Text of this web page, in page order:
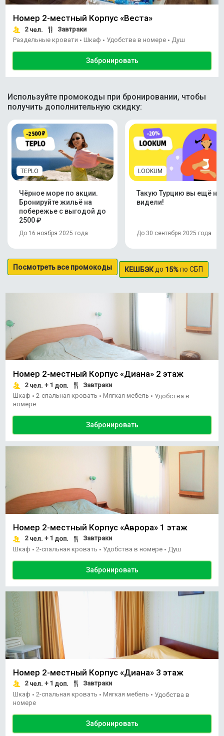
Номер 2-местный Корпус «Веста»
2чел.
Завтраки
Раздельные кровати • Шкаф • Удобства в номере • Душ
Забронировать
Используйте промокоды при бронировании, чтобы
получить дополнительную скидку:
TEPLO
Чёрное море по акции.
Бронируйте жильё на
побережье с выгодой до
2500 ₽
До 16 ноября 2025 года
LOOKUM
Такую Турцию вы ещё не
видели!
До 30 сентября 2025 года
Посмотреть все промокоды КЕШБЭКдо 15%по СБП
Номер 2-местный Корпус «Диана» 2 этаж
2чел. + 1 доп.
Завтраки
Шкаф • 2-спальная кровать • Мягкая мебель • Удобства в
номере
Забронировать
Номер 2-местный Корпус «Аврора» 1 этаж
2чел. + 1 доп.
Завтраки
Шкаф • 2-спальная кровать • Удобства в номере • Душ
Забронировать
Номер 2-местный Корпус «Диана» 3 этаж
2чел. + 1 доп.
Завтраки
Шкаф • 2-спальная кровать • Мягкая мебель • Удобства в
номере
Забронировать